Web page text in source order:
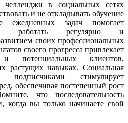
челленджи в социальных сетях
и не откладывать обучение
задач помогает
работать регулярно и
своих профессиональных
своего прогресса привлекает
потенциальных клиентов,
растущих навыках. Социальная
подписчиками стимулирует
обеспечивая постепенный рост
что последовательность
когда вы только начинаете свой